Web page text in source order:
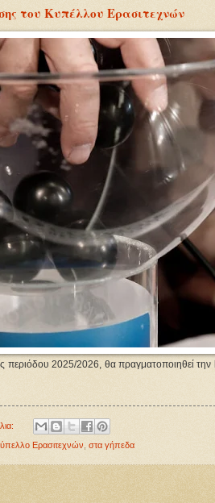
του Κυπέλλου Ερασιτεχνών
2025/2026, θα πραγματοποιηθεί την
Ερασιτεχνών, στα γήπεδα